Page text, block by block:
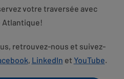
votre traversée avec
Atlantique!
retrouvez-nous et suivez-
, LinkedIn et YouTube.